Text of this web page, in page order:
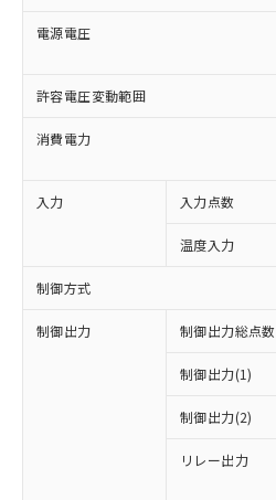
電源電圧
許容電圧変動範囲
消費電力
入力 入力点数
温度入力
制御方式
制御出力 制御出力総点数
制御出力(1)
制御出力(2)
リレー出力